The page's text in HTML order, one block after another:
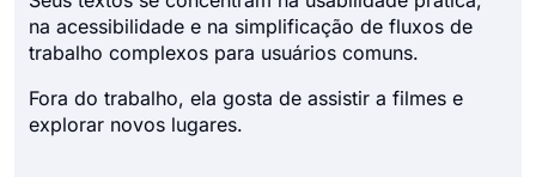
na acessibilidade e na simplificação de fluxos de
trabalho complexos para usuários comuns.
Fora do trabalho, ela gosta de assistir a filmes e
explorar novos lugares.